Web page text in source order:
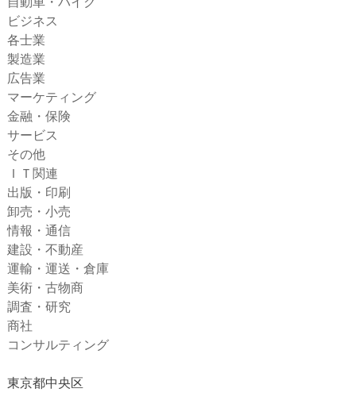
ビジネス
各士業
製造業
広告業
マーケティング
金融・保険
サービス
その他
ＩＴ関連
出版・印刷
卸売・小売
情報・通信
建設・不動産
運輸・運送・倉庫
美術・古物商
調査・研究
商社
コンサルティング
東京都中央区